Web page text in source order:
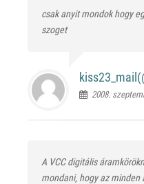
csak anyit mondok hogy
szoget
2008.
A VCC digitális
mondani, hogy az minden